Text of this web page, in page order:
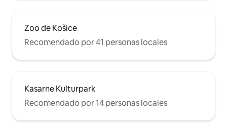
Zoo de Košice
Recomendado por 41 personas locales
Kasarne Kulturpark
Recomendado por 14 personas locales